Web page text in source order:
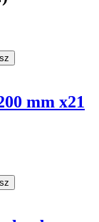
mm x21